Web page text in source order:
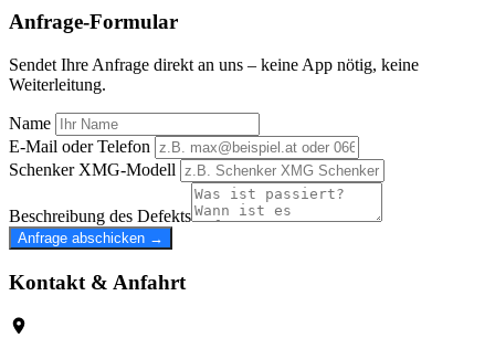
Anfrage-Formular
Sendet Ihre Anfrage direkt an uns – keine App nötig, keine
Weiterleitung.
Name
E-Mail oder Telefon
Schenker XMG-Modell
Beschreibung des Defekts
Anfrage abschicken →
Kontakt & Anfahrt